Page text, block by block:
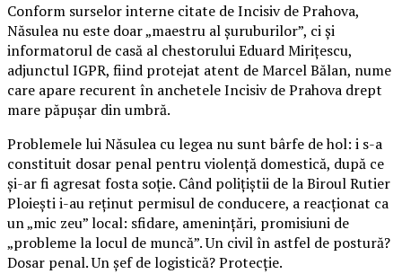
Conform surselor interne citate de Incisiv de Prahova,
Năsulea nu este doar „maestru al șuruburilor”, ci și
informatorul de casă al chestorului Eduard Mirițescu,
adjunctul IGPR, fiind protejat atent de Marcel Bălan, nume
care apare recurent în anchetele Incisiv de Prahova drept
mare păpușar din umbră.
Problemele lui Năsulea cu legea nu sunt bârfe de hol: i s-a
constituit dosar penal pentru violență domestică, după ce
și-ar fi agresat fosta soție. Când polițiștii de la Biroul Rutier
Ploiești i-au reținut permisul de conducere, a reacționat ca
un „mic zeu” local: sfidare, amenințări, promisiuni de
„probleme la locul de muncă”. Un civil în astfel de postură?
Dosar penal. Un șef de logistică? Protecție.